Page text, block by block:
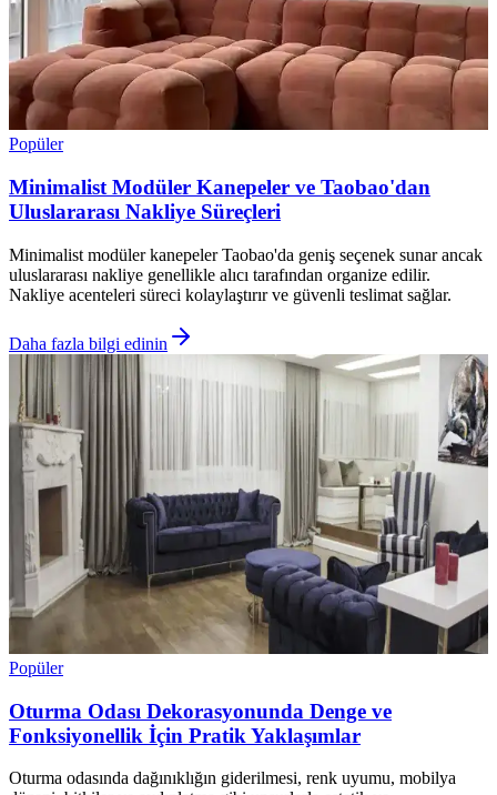
Popüler
Minimalist Modüler Kanepeler ve Taobao'dan
Uluslararası Nakliye Süreçleri
Minimalist modüler kanepeler Taobao'da geniş seçenek sunar ancak
uluslararası nakliye genellikle alıcı tarafından organize edilir.
Nakliye acenteleri süreci kolaylaştırır ve güvenli teslimat sağlar.
Daha fazla bilgi edinin
Popüler
Oturma Odası Dekorasyonunda Denge ve
Fonksiyonellik İçin Pratik Yaklaşımlar
Oturma odasında dağınıklığın giderilmesi, renk uyumu, mobilya